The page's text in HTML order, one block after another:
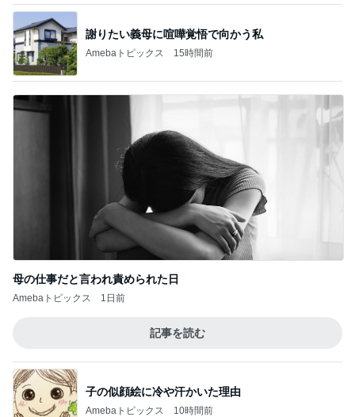
謝りたい義母に喧嘩覚悟で向かう私
Amebaトピックス 15時間前
母の仕事だと言われ責められた日
Amebaトピックス 1日前
記事を読む
子の似顔絵に冷や汗かいた理由
Amebaトピックス 10時間前